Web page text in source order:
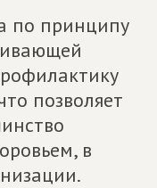
по принципу
позволяет
в